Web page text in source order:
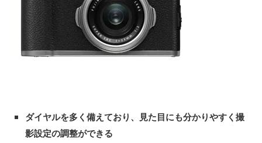
ダイヤルを多く備えており、見た目にも分かりやすく撮
影設定の調整ができる